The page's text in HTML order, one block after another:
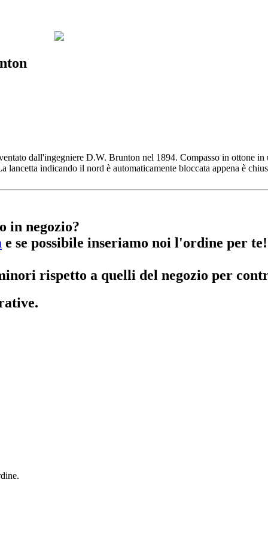
dall'ingegniere D.W. Brunton nel 1894. Compasso in ottone
indicando il nord è automaticamente bloccata appena è
in negozio?
e se possibile inseriamo noi l'ordine per te!
rispetto a quelli del negozio per